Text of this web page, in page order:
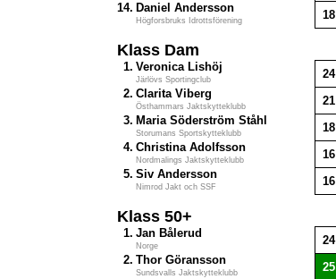
14. Daniel Andersson
Högforsbruks Idrottsförening 18
Klass Dam
1. Veronica Lishöj
Järlövs Sportingclub 24
2. Clarita Viberg
Östhammars Jaktskytteklubb 21
3. Maria Söderström Ståhl
Storumans Sportskytteklubb 18
4. Christina Adolfsson
Nordmalings Jaktskytteklubb 16
5. Siv Andersson
Nimrod Jakt och SSF 16
Klass 50+
1. Jan Bålerud
Norge 24
2. Thor Göransson
Sundsvalls Jaktskytteklubb 25